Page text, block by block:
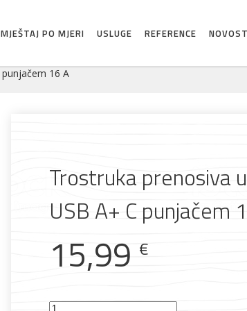
PO MJERI USLUGE REFERENCE
16 A
Trostruka prenosiva
USB A+ C punjačem
15,99 €
Trostruka